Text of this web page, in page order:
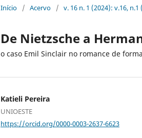
Início / Acervo / v. 16 n. 1 (2024): v.16, n.1
De Nietzsche a
o caso Emil Sinclair no romance de
Katieli Pereira
UNIOESTE
https://orcid.org/0000-0003-2637-6623